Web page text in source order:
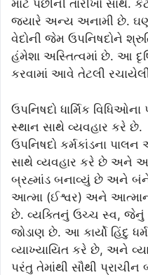
માટે પછીની તારીખો
જ્યારે અન્ય અનામી છે.
વેદોની જેમ ઉપનિષદોને
હંમેશા અસ્તિત્વમાં છે. આ
કરવામાં આવે તેટલી
ઉપનિષદો ધાર્મિક
સ્થાન સાથે વ્યવહાર કરે છે.
ઉપનિષદો કર્મકાંડના
સાથે વ્યવહાર કરે છે અને
બ્રહ્માંડ બનાવ્યું છે અને
આત્મા (ઈશ્વર) અને
છે. વ્યક્તિનું ઉચ્ચ સ્વ, જેનું
જોડાણ છે. આ કાર્યો હિંદુ
વ્યાખ્યાયિત કરે છે, અને
પરંતુ તેમાંથી સૌથી પ્રાચીન